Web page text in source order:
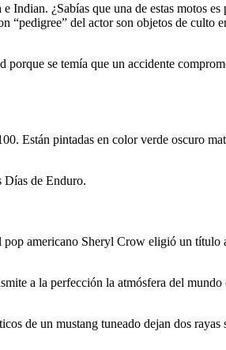
¿Sabías que una de estas motos es
“pedigree” del actor son objetos de culto
se temía que un accidente
Están pintadas en color verde oscuro
Días de Enduro.
americano Sheryl Crow eligió un título
a la perfección la atmósfera del mundo
de un mustang tuneado dejan dos rayas